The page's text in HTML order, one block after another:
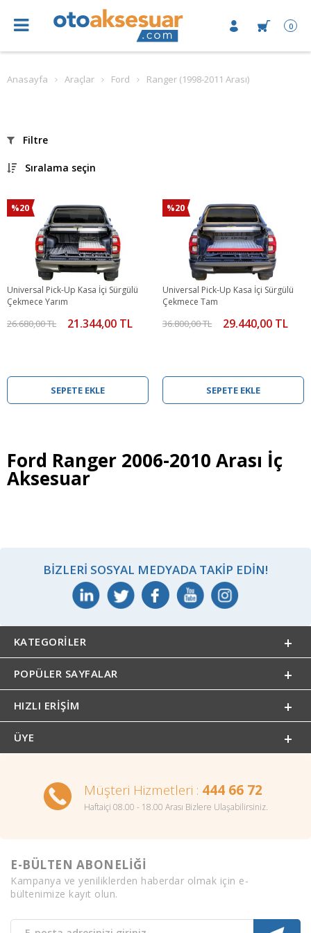
0
Anasayfa Araçlar Ford Ranger (1998-2011 Arası)
Filtre
Sıralama seçin
%20
Universal Pick-Up Kasa İçi Sürgülü
Çekmece Yarım
26.680,00 TL 21.344,00 TL
SEPETE EKLE
%20
Universal Pick-Up Kasa İçi Sürgülü
Çekmece Tam
36.800,00 TL 29.440,00 TL
SEPETE EKLE
Ford Ranger 2006-2010 Arası İç
Aksesuar
BIZLERI SOSYAL MEDYADA TAKIP EDIN!
KATEGORILER
POPÜLER SAYFALAR
HIZLI ERIŞIM
ÜYE
Müşteri Hizmetleri : 444 66 72
Haftaiçi 08.00 - 18.00 Arası Bizlere Ulaşabilirsiniz.
E-BÜLTEN ABONELİĞİ
Kampanya ve yeniliklerden haberdar olmak için e-
bültenimize kayıt olun.